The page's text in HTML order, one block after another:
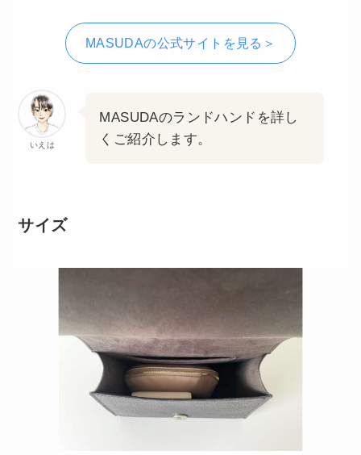
MASUDAの公式サイトを見る＞
いえは
MASUDAのランドハンドを詳し
くご紹介します。
サイズ